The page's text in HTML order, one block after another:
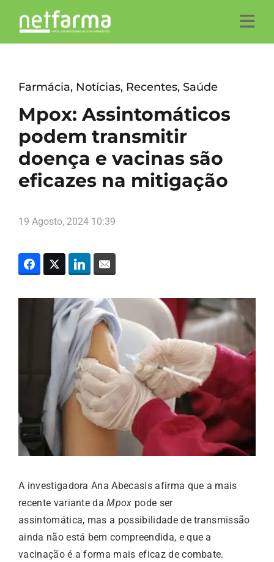
Farmácia, Notícias, Recentes, Saúde
Mpox: Assintomáticos
podem transmitir
doença e vacinas são
eficazes na mitigação
19 Agosto, 2024 10:39
A investigadora Ana Abecasis afirma que a mais
recente variante daMpox pode ser
assintomática, mas a possibilidade de transmissão
ainda não está bem compreendida, e que a
vacinação é a forma mais eficaz de combate.